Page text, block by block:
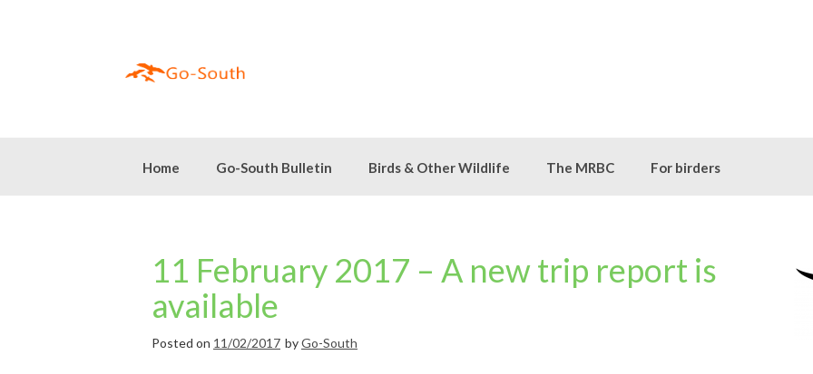
Home Go-South Bulletin Birds & Other Wildlife The MRBC For birders
11 February 2017 – A new trip report is
available
Posted on 11/02/2017 byGo-South